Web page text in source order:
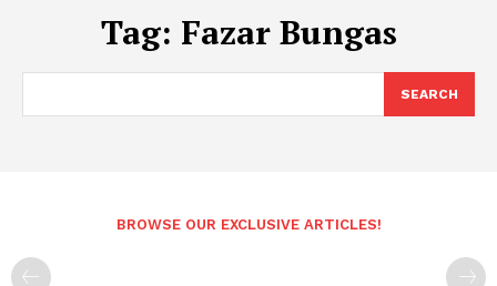
Tag: Fazar Bungas
SEARCH
BROWSE OUR EXCLUSIVE ARTICLES!